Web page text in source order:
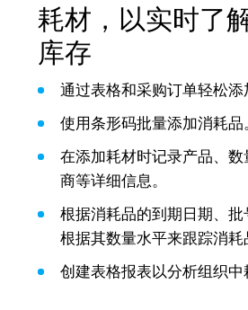
耗材，以实时了
库存
通过表格和采购订单轻松添
使用条形码批量添加消耗品
在添加耗材时记录产品、
商等详细信息。
根据消耗品的到期日期、
根据其数量水平来跟踪消耗
创建表格报表以分析组织中